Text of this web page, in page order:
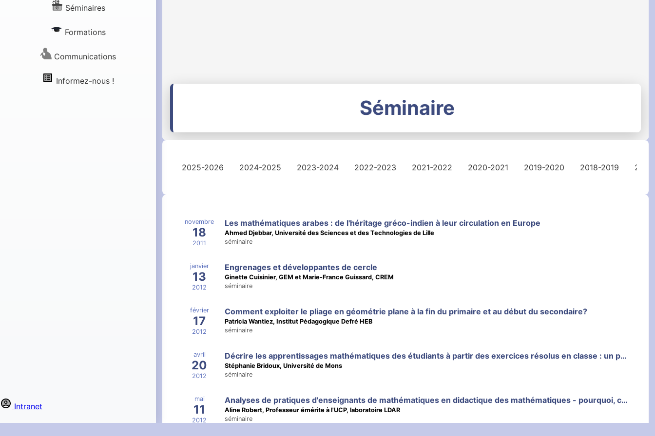
Séminaires
Formations
Communications
Informez-nous !
Intranet
Séminaire
2025-2026 2024-2025 2023-2024 2022-2023 2021-2022 2020-2021 2019-2020 2018-2019
novembre
18
2011
Les mathématiques arabes : de l'héritage gréco-indien à leur circulation en Europe
Ahmed Djebbar, Université des Sciences et des Technologies de Lille
séminaire
janvier
13
2012
Engrenages et développantes de cercle
Ginette Cuisinier, GEM et Marie-France Guissard, CREM
séminaire
février
17
2012
Comment exploiter le pliage en géométrie plane à la fin du primaire et au début du secondaire?
Patricia Wantiez, Institut Pédagogique Defré HEB
séminaire
avril
20
2012
Décrire les apprentissages mathématiques des étudiants à partir des exercices résolus en classe : un point de vue méthodologique
Stéphanie Bridoux, Université de Mons
séminaire
mai
11
2012
Analyses de pratiques d'enseignants de mathématiques en didactique des mathématiques - pourquoi, comment?
Aline Robert, Professeur émérite à l'UCP, laboratoire LDAR
séminaire